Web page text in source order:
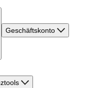
Geschäftskonto